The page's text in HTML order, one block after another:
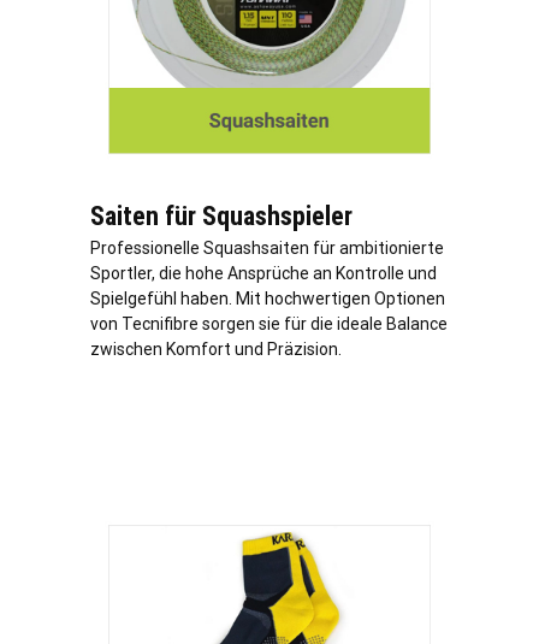
Saiten für Squashspieler
Professionelle Squashsaiten für ambitionierte
Sportler, die hohe Ansprüche an Kontrolle und
Spielgefühl haben. Mit hochwertigen Optionen
von Tecnifibre sorgen sie für die ideale Balance
zwischen Komfort und Präzision.